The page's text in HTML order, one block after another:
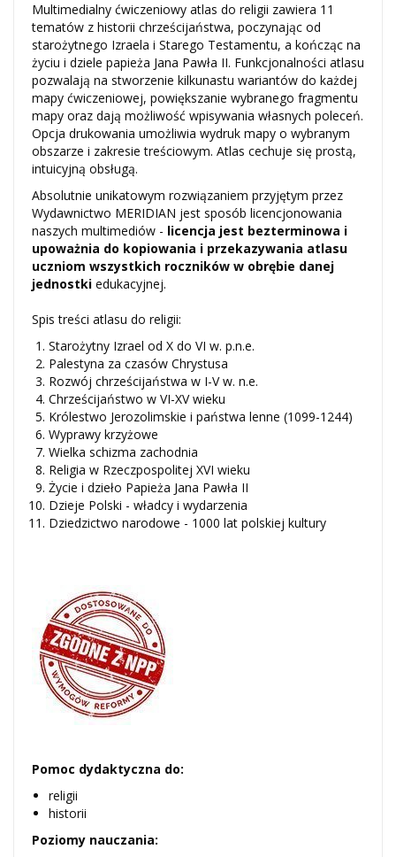
Multimedialny ćwiczeniowy atlas do religii zawiera 11
tematów z historii chrześcijaństwa, poczynając od
starożytnego Izraela i Starego Testamentu, a kończąc na
życiu i dziele papieża Jana Pawła II. Funkcjonalności atlasu
pozwalają na stworzenie kilkunastu wariantów do każdej
mapy ćwiczeniowej, powiększanie wybranego fragmentu
mapy oraz dają możliwość wpisywania własnych poleceń.
Opcja drukowania umożliwia wydruk mapy o wybranym
obszarze i zakresie treściowym. Atlas cechuje się prostą,
intuicyjną obsługą.
Absolutnie unikatowym rozwiązaniem przyjętym przez
Wydawnictwo MERIDIAN jest sposób licencjonowania
naszych multimediów - licencja jest bezterminowa i
upoważnia do kopiowania i przekazywania atlasu
uczniom wszystkich roczników w obrębie danej
jednostki edukacyjnej.
Spis treści atlasu do religii:
Starożytny Izrael od X do VI w. p.n.e.
Palestyna za czasów Chrystusa
Rozwój chrześcijaństwa w I-V w. n.e.
Chrześcijaństwo w VI-XV wieku
Królestwo Jerozolimskie i państwa lenne (1099-1244)
Wyprawy krzyżowe
Wielka schizma zachodnia
Religia w Rzeczpospolitej XVI wieku
Życie i dzieło Papieża Jana Pawła II
Dzieje Polski - władcy i wydarzenia
Dziedzictwo narodowe - 1000 lat polskiej kultury
Pomoc dydaktyczna do:
religii
historii
Poziomy nauczania: